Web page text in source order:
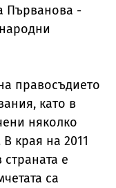
Първанова -
правосъдието
като в
няколко
края на 2011
е
са